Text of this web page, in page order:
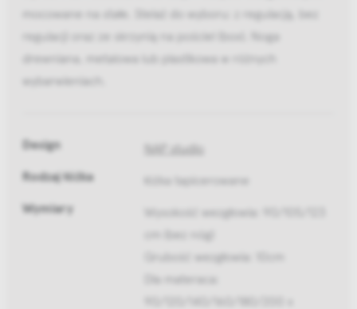
mocowane na stałe. Stelaż do wyboru: z regulacją, bez
regulacji oraz ze skrzynią na pościel (box). Noga
drewniana, metalowa lub plastikowa w różnych
wybarwieniach.
Design NAP studio
Rodzaj łóżka łóżka tapicerowane
Wymiary
Wysokość wezgłowia: 90/105/123
cm (bez nóg)
Grubość wezgłowia: 10cm
Dla materaca:
90/120/140/160/180/200 x